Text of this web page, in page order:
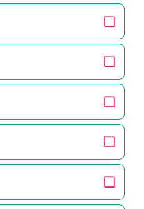
❏
❏
❏
❏
❏